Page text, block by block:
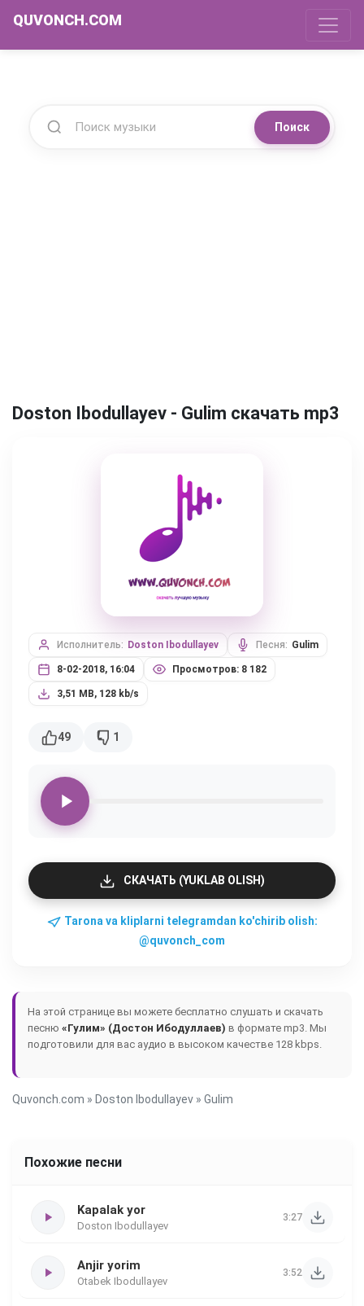
QUVONCH.COM
Поиск
Doston Ibodullayev - Gulim скачать mp3
Исполнитель: Doston Ibodullayev Песня: Gulim
8-02-2018, 16:04 Просмотров: 8 182
3,51 MB, 128 kb/s
49 1
СКАЧАТЬ (YUKLAB OLISH)
Tarona va kliplarni telegramdan ko'chirib olish:
@quvonch_com
На этой странице вы можете бесплатно слушать и скачать
песню «Гулим» (Достон Ибодуллаев) в формате mp3. Мы
подготовили для вас аудио в высоком качестве 128 kbps.
Quvonch.com » Doston Ibodullayev » Gulim
Похожие песни
Kapalak yor
Doston Ibodullayev
3:27
Anjir yorim
Otabek Ibodullayev
3:52